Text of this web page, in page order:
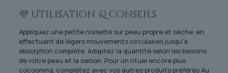
💜 Utilisation & conseils
Appliquez une petite noisette sur peau propre et sèche, en
effectuant de légers mouvements circulaires jusqu’à
absorption complète. Adaptez la quantité selon les besoins
de votre peau et la saison. Pour un rituel encore plus
cocooning, complétez avec vos autres produits préférés Au